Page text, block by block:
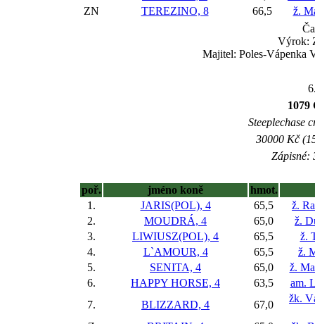
ZN
TEREZINO, 8 66,5
ž.
Výrok:
Majitel: Poles-Vápenka
1079
Steeplechase
30000 Kč
Zápisné:
poř. jméno koně
hmot.
1.
JARIS(POL), 4 65,5
ž.
2.
MOUDRÁ, 4 65,0
ž.
3.
LIWIUSZ(POL), 4 65,5
ž.
4.
L`AMOUR, 4 65,5
ž.
5.
SENITA, 4 65,0
ž.
6.
HAPPY HORSE, 4 63,5
am.
7.
BLIZZARD, 4 67,0
žk.